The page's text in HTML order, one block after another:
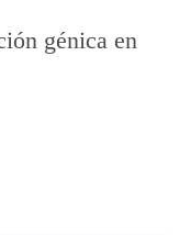
génica en